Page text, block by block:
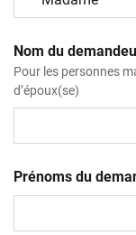
Nom du
Pour les personnes
d’époux(se)
Prénoms du